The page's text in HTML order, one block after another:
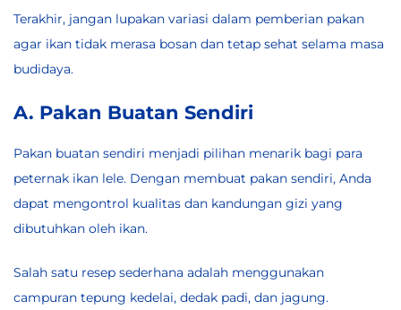
Terakhir, jangan lupakan variasi dalam pemberian pakan
agar ikan tidak merasa bosan dan tetap sehat selama masa
budidaya.
A. Pakan Buatan Sendiri
Pakan buatan sendiri menjadi pilihan menarik bagi para
peternak ikan lele. Dengan membuat pakan sendiri, Anda
dapat mengontrol kualitas dan kandungan gizi yang
dibutuhkan oleh ikan.
Salah satu resep sederhana adalah menggunakan
campuran tepung kedelai, dedak padi, dan jagung.